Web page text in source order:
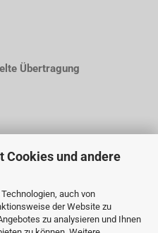
Cookies und andere
auch von
der Website zu
zu analysieren und Ihnen
Übertragung